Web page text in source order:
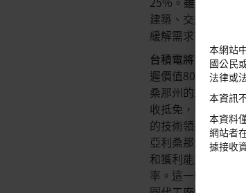
建築、交通運輸和
緩解需求下降的影響
台積電將資本支出
遲價值80億美元的
桑那州的工廠，包
收抵免，也為台積
的技術領先地位，
亞利桑那州晶圓廠
和獲利能力，這受
率。這一轉變也符
本網站
國公民
法律或
本資訊
本資料
網站者
據接收